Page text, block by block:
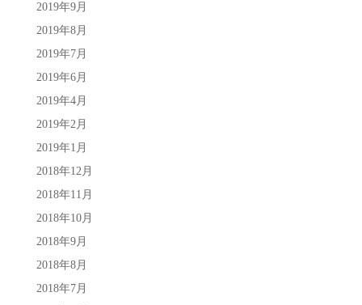
2019年9月
2019年8月
2019年7月
2019年6月
2019年4月
2019年2月
2019年1月
2018年12月
2018年11月
2018年10月
2018年9月
2018年8月
2018年7月